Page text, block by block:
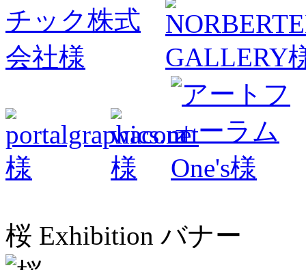
桜 Exhibition バナー